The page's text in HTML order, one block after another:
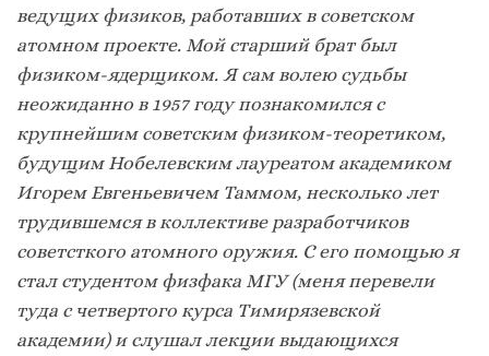
ведущих физиков, работавших в советском
атомном проекте. Мой старший брат был
физиком-ядерщиком. Я сам волею судьбы
неожиданно в 1957 году познакомился с
крупнейшим советским физиком-теоретиком,
будущим Нобелевским лауреатом академиком
Игорем Евгеньевичем Таммом, несколько лет
трудившемся в коллективе разработчиков
советсткого атомного оружия. С его помощью я
стал студентом физфака МГУ (меня перевели
туда с четвертого курса Тимирязевской
академии) и слушал лекции выдающихся